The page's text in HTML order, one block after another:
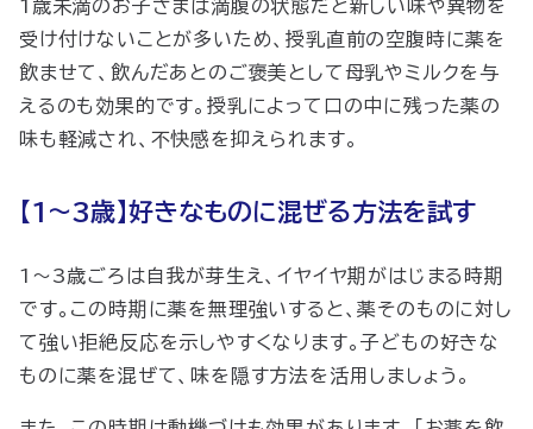
1歳未満のお子さまは満腹の状態だと新しい味や異物を
受け付けないことが多いため、授乳直前の空腹時に薬を
飲ませて、飲んだあとのご褒美として母乳やミルクを与
えるのも効果的です。授乳によって口の中に残った薬の
味も軽減され、不快感を抑えられます。
【1～3歳】好きなものに混ぜる方法を試す
1～3歳ごろは自我が芽生え、イヤイヤ期がはじまる時期
です。この時期に薬を無理強いすると、薬そのものに対し
て強い拒絶反応を示しやすくなります。子どもの好きな
ものに薬を混ぜて、味を隠す方法を活用しましょう。